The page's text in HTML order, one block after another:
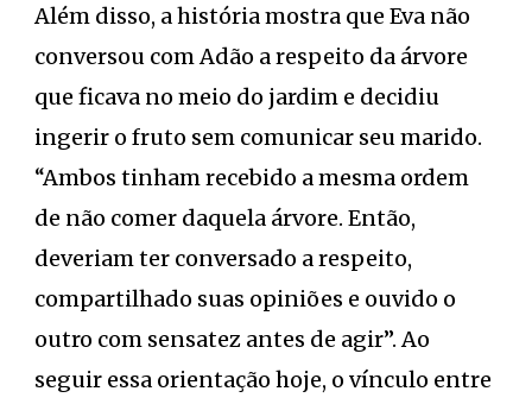
Além disso, a história mostra que Eva não
conversou com Adão a respeito da árvore
que ficava no meio do jardim e decidiu
ingerir o fruto sem comunicar seu marido.
“Ambos tinham recebido a mesma ordem
de não comer daquela árvore. Então,
deveriam ter conversado a respeito,
compartilhado suas opiniões e ouvido o
outro com sensatez antes de agir”. Ao
seguir essa orientação hoje, o vínculo entre